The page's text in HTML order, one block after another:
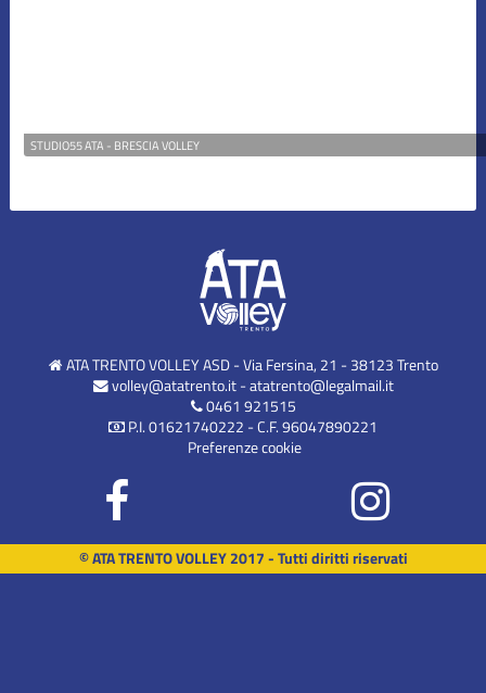
STUDIO55 ATA - BRESCIA VOLLEY
ATA TRENTO VOLLEY ASD - Via Fersina, 21 - 38123 Trento
volley@atatrento.it-atatrento@legalmail.it
0461 921515
P.I. 01621740222 - C.F. 96047890221
Preferenze cookie
© ATA TRENTO VOLLEY 2017 - Tutti diritti riservati